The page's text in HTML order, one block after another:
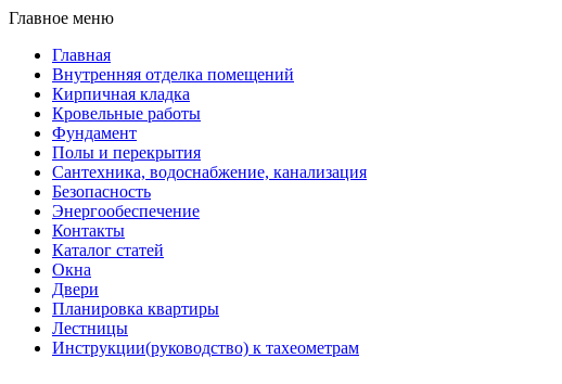
Главное меню
Главная
Внутренняя отделка помещений
Кирпичная кладка
Кровельные работы
Фундамент
Полы и перекрытия
Сантехника, водоснабжение, канализация
Безопасность
Энергообеспечение
Контакты
Каталог статей
Окна
Двери
Планировка квартиры
Лестницы
Инструкции(руководство) к тахеометрам